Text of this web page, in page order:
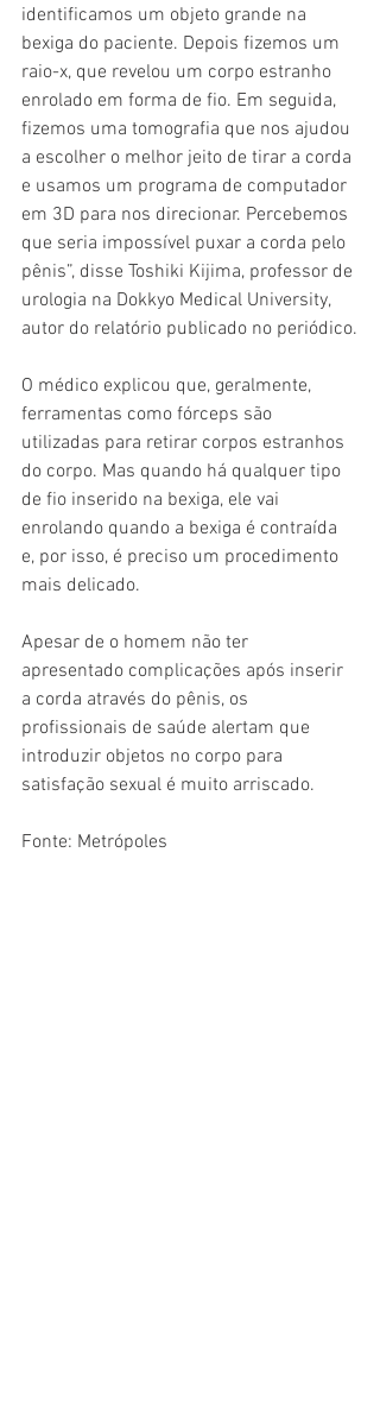
identificamos um objeto grande na
bexiga do paciente. Depois fizemos um
raio-x, que revelou um corpo estranho
enrolado em forma de fio. Em seguida,
fizemos uma tomografia que nos ajudou
a escolher o melhor jeito de tirar a corda
e usamos um programa de computador
em 3D para nos direcionar. Percebemos
que seria impossível puxar a corda pelo
pênis”, disse Toshiki Kijima, professor de
urologia na Dokkyo Medical University,
autor do relatório publicado no periódico.
O médico explicou que, geralmente,
ferramentas como fórceps são
utilizadas para retirar corpos estranhos
do corpo. Mas quando há qualquer tipo
de fio inserido na bexiga, ele vai
enrolando quando a bexiga é contraída
e, por isso, é preciso um procedimento
mais delicado.
Apesar de o homem não ter
apresentado complicações após inserir
a corda através do pênis, os
profissionais de saúde alertam que
introduzir objetos no corpo para
satisfação sexual é muito arriscado.
Fonte: Metrópoles